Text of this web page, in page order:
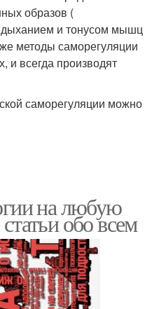
образов (
дыханием и тонусом мышц
методы саморегуляции
и всегда производят
саморегуляции можно
на любую
обо всем